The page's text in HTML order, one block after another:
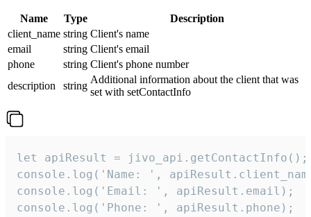
Name Type
Description
client_name string Client's name
email
string Client's email
phone
string Client's phone number
description
string
Additional information about the client that was
set with setContactInfo
let apiResult = jivo_api.getContactInfo();
console.log('Name: ',
console.log('Email: ', apiResult.email);
console.log('Phone: ', apiResult.phone);